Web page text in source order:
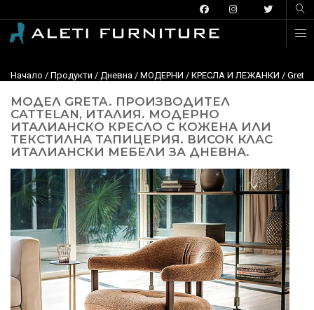
Начало / Продукти / Дневна / МОДЕРНИ / КРЕСЛА И ЛЕЖАНКИ / Greta,
МОДЕЛ GRETA. ПРОИЗВОДИТЕЛ
CATTELAN, ИТАЛИЯ. МОДЕРНО
ИТАЛИАНСКО КРЕСЛО С КОЖЕНА ИЛИ
ТЕКСТИЛНА ТАПИЦЕРИЯ. ВИСОК КЛАС
ИТАЛИАНСКИ МЕБЕЛИ ЗА ДНЕВНА.